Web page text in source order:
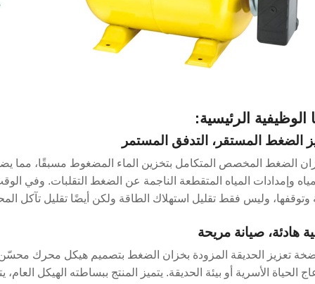
الوظيفية الرئيسية:
الضغط المخصص المتكامل بتخزين الماء المضغوط مسبقًا، مما
وإمدادات المياه المتقطعة الناجمة عن الضغط التقلبات.
وليس فقط تقليل استهلاك الطاقة ولكن أيضًا تقليل تآكل
تعزيز الحديقة المزودة بخزان الضغط بتصميم هيكل محرك
الحياة الأسرية أو بيئة الحديقة. يتميز المنتج ببساطته الهيكل